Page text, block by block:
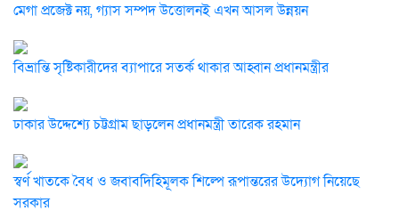
মেগা প্রজেক্ট নয়, গ্যাস সম্পদ উত্তোলনই এখন আসল উন্নয়ন
বিভ্রান্তি সৃষ্টিকারীদের ব্যাপারে সতর্ক থাকার আহ্বান প্রধানমন্ত্রীর
ঢাকার উদ্দেশ্যে চট্টগ্রাম ছাড়লেন প্রধানমন্ত্রী তারেক রহমান
স্বর্ণ খাতকে বৈধ ও জবাবদিহিমূলক শিল্পে রূপান্তরের উদ্যোগ নিয়েছে
সরকার